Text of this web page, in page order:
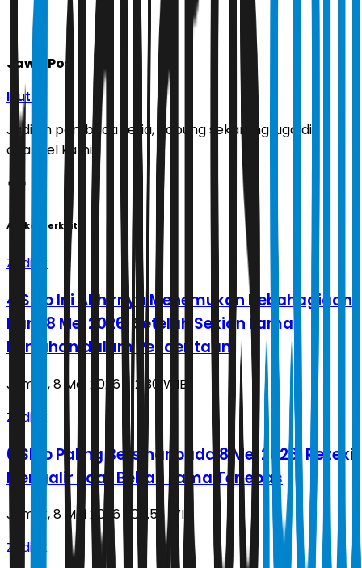
Jawa Pos
Ikuti
Jadilah pembaca setia, gabung sekarang juga di
channel kami!
Artikel Terkait
Zodiak
4 Shio Ini Akhirnya Menemukan Kebahagiaan
Baru 8 Mei 2026, Setelah Sekian Lama
Bertahan dalam Penderitaan
Jumat, 8 Mei 2026 | 12.30 WIB
Zodiak
6 Shio Paling Bersinar pada 8 Mei 2026, Rezeki
Mengalir saat Beban Lama Terlepas
Jumat, 8 Mei 2026 | 06.53 WIB
Zodiak